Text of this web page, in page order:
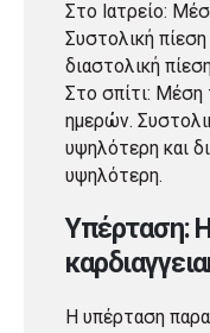
Στο Ιατρείο:
Συστολική
διαστολική
Στο σπίτι: Μέση
ημερών.
υψηλότερη και
υψηλότερη.
Υπέρταση:
Η υπέρταση